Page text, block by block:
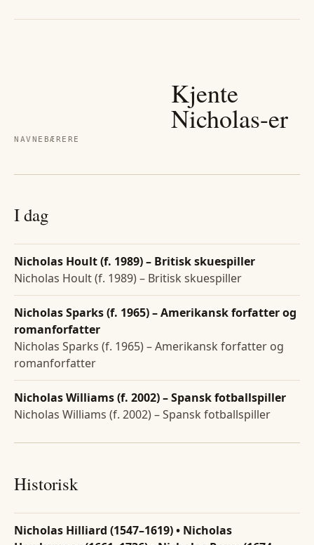
NAVNEBÆRERE
Kjente
Nicholas-er
I dag
Nicholas Hoult (f. 1989) – Britisk skuespiller
Nicholas Hoult (f. 1989) – Britisk skuespiller
Nicholas Sparks (f. 1965) – Amerikansk forfatter og
romanforfatter
Nicholas Sparks (f. 1965) – Amerikansk forfatter og
romanforfatter
Nicholas Williams (f. 2002) – Spansk fotballspiller
Nicholas Williams (f. 2002) – Spansk fotballspiller
Historisk
Nicholas Hilliard (1547–1619) • Nicholas